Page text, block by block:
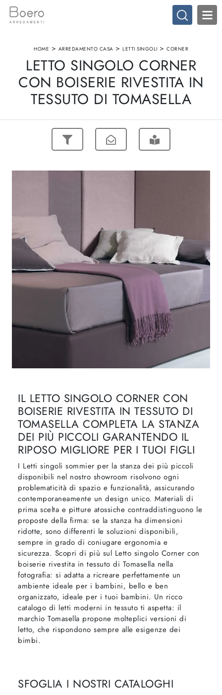
HOME > ARREDAMENTO CASA > LETTI SINGOLI > CORNER
LETTO SINGOLO CORNER
CON BOISERIE RIVESTITA IN
TESSUTO DI TOMASELLA
IL LETTO SINGOLO CORNER CON
BOISERIE RIVESTITA IN TESSUTO DI
TOMASELLA COMPLETA LA STANZA
DEI PIÙ PICCOLI GARANTENDO IL
RIPOSO MIGLIORE PER I TUOI FIGLI
I Letti singoli sommier per la stanza dei più piccoli
disponibili nel nostro showroom risolvono ogni
problematicità di spazio e funzionalità, assicurando
contemporaneamente un design unico. Materiali di
prima scelta e pitture atossiche contraddistinguono le
proposte della firma: se la stanza ha dimensioni
ridotte, sono differenti le soluzioni disponibili,
sempre in grado di coniugare ergonomia e
sicurezza. Scopri di più sul Letto singolo Corner con
boiserie rivestita in tessuto di Tomasella nella
fotografia: si adatta a ricreare perfettamente un
ambiente ideale per i bambini, bello e ben
organizzato, ideale per i tuoi bambini. Un ricco
catalogo di letti moderni in tessuto ti aspetta: il
marchio Tomasella propone molteplici versioni di
letto, che rispondono sempre alle esigenze dei
bimbi.
SFOGLIA I NOSTRI CATALOGHI